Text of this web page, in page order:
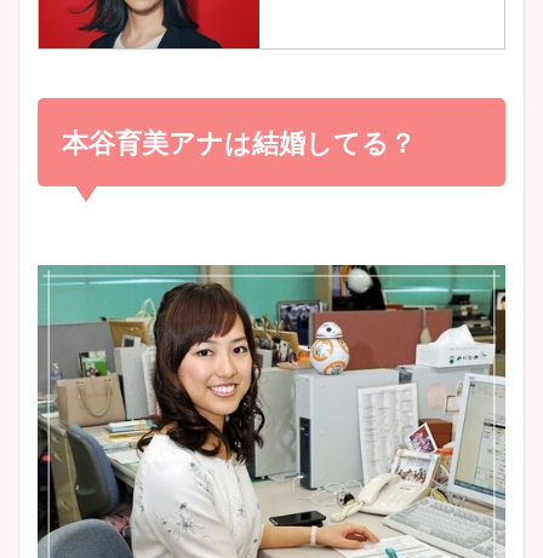
宇賀神メグアナのニット画像
池谷実悠アナのメガネ画像が
かわいい！カップや水着姿も
まとめた！
小室瑛莉子のカップ画像まと
め！足が美脚でニット衣装も
かわいい！
清水麻椰アナのかわいい画
像！身長やカップ、同期や
wikiプロフもチェック！
大家彩香アナのかわいいカッ
プ画像まとめ！同期や実家に
wikiプロフも！
本谷育美アナは結婚してる？